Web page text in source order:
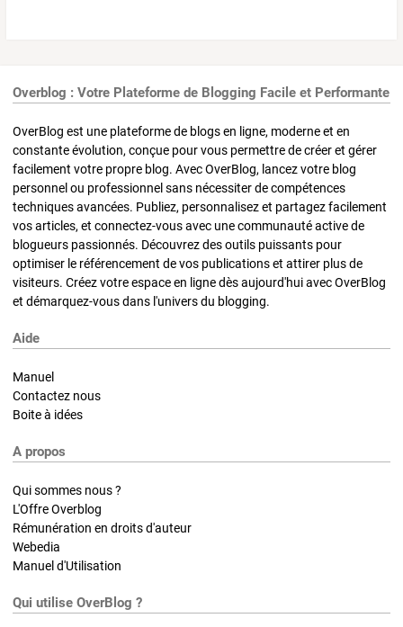
Overblog : Votre Plateforme de Blogging Facile et Performante
OverBlog est une plateforme de blogs en ligne, moderne et en
constante évolution, conçue pour vous permettre de créer et gérer
facilement votre propre blog. Avec OverBlog, lancez votre blog
personnel ou professionnel sans nécessiter de compétences
techniques avancées. Publiez, personnalisez et partagez facilement
vos articles, et connectez-vous avec une communauté active de
blogueurs passionnés. Découvrez des outils puissants pour
optimiser le référencement de vos publications et attirer plus de
visiteurs. Créez votre espace en ligne dès aujourd'hui avec OverBlog
et démarquez-vous dans l'univers du blogging.
Aide
Manuel
Contactez nous
Boite à idées
A propos
Qui sommes nous ?
L'Offre Overblog
Rémunération en droits d'auteur
Webedia
Manuel d'Utilisation
Qui utilise OverBlog ?